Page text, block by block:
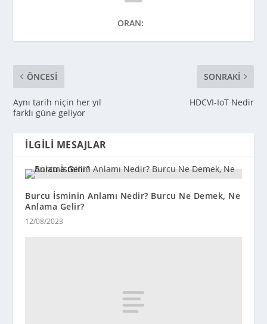
ORAN:
ÖNCESI
Aynı tarih niçin her yıl
farklı güne geliyor
SONRAKI
HDCVI-IoT Nedir
İLGILI MESAJLAR
Burcu İsminin Anlamı Nedir? Burcu Ne Demek, Ne
Anlama Gelir?
12/08/2023